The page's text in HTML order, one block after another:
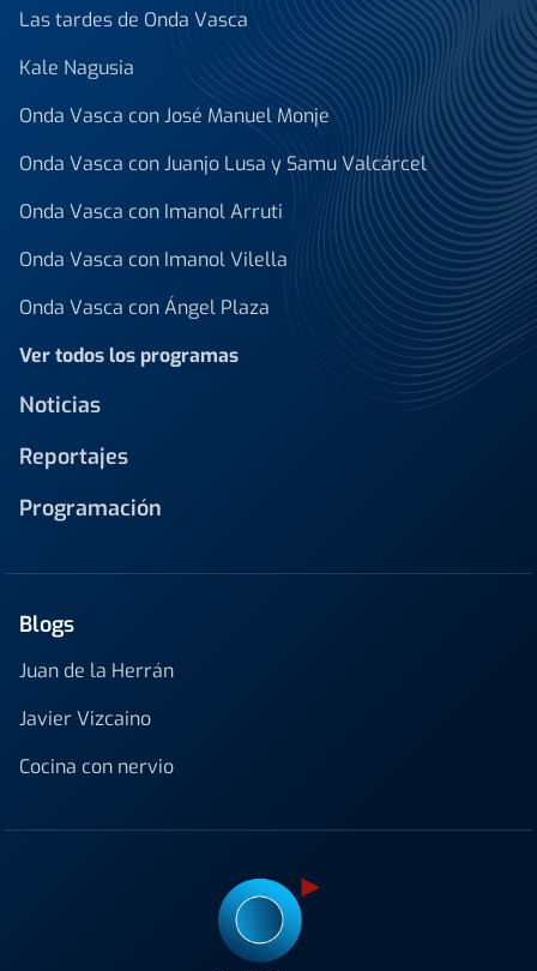
Las tardes de Onda Vasca
Kale Nagusia
Onda Vasca con José Manuel Monje
Onda Vasca con Juanjo Lusa y Samu Valcárcel
Onda Vasca con Imanol Arruti
Onda Vasca con Imanol Vilella
Onda Vasca con Ángel Plaza
Ver todos los programas
Noticias
Reportajes
Programación
Blogs
Juan de la Herrán
Javier Vizcaino
Cocina con nervio